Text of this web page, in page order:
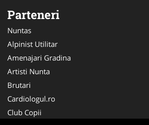
Parteneri
Nuntas
Alpinist Utilitar
Amenajari Gradina
Artisti Nunta
Brutari
Cardiologul.ro
Club Copii